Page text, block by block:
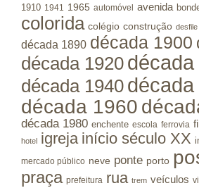
1910 1941 1965 automóvel avenida
colorida colégio construção desfile
década 1890 década 1900
década 1920 década
década 1940 década
década 1960
década 1980 enchente escola ferrovia
hotel igreja início século XX
mercado público neve ponte porto
praça prefeitura rua trem veículos